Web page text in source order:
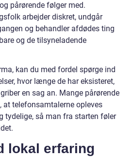
pårørende følger med.
arbejder diskret, undgår
og behandler afdødes ting
og de tilsyneladende
kan du med fordel spørge ind
hvor længe de har eksisteret,
en sag an. Mange pårørende
telefonsamtalerne opleves
tydelige, så man fra starten føler
lokal erfaring